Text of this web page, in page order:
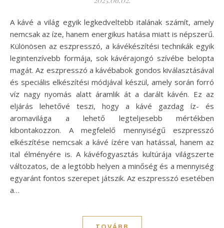
A kávé a világ egyik legkedveltebb italának számít, amely
nemcsak az íze, hanem energikus hatása miatt is népszerű.
Különösen az eszpresszó, a kávékészítési technikák egyik
legintenzívebb formája, sok kávérajongó szívébe belopta
magát. Az eszpresszó a kávébabok gondos kiválasztásával
és speciális elkészítési módjával készül, amely során forró
víz nagy nyomás alatt áramlik át a darált kávén. Ez az
eljárás lehetővé teszi, hogy a kávé gazdag íz- és
aromavilága a lehető legteljesebb mértékben
kibontakozzon. A megfelelő mennyiségű eszpresszó
elkészítése nemcsak a kávé ízére van hatással, hanem az
ital élményére is. A kávéfogyasztás kultúrája világszerte
változatos, de a legtöbb helyen a minőség és a mennyiség
egyaránt fontos szerepet játszik. Az eszpresszó esetében
a…